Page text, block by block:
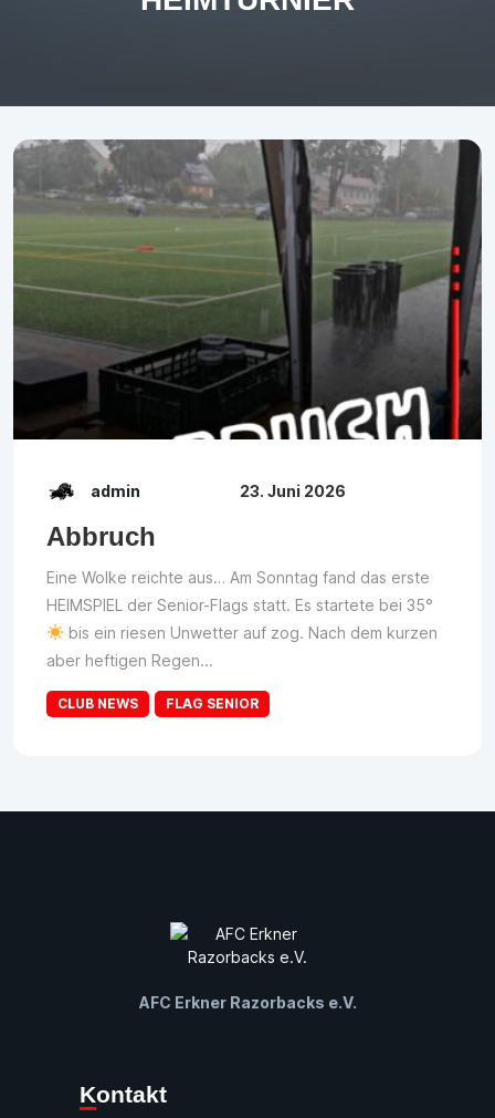
admin 23. Juni 2026
Abbruch
Eine Wolke reichte aus… Am Sonntag fand das erste
HEIMSPIEL der Senior-Flags statt. Es startete bei 35°
bis ein riesen Unwetter auf zog. Nach dem kurzen
aber heftigen Regen...
CLUB NEWS FLAG SENIOR
AFC Erkner Razorbacks e.V.
Kontakt